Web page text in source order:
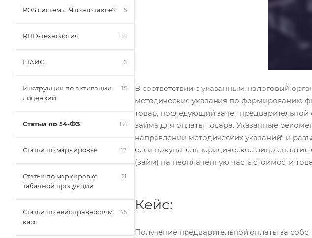
В соответствии с указанным, налоговый
методические указания по формированию
товар, последующий зачет
займа для оплаты товара. Указанные
направлении методических указаний" и
если покупатель-юридическое лицо
(займ) на неоплаченную часть стоимости
Кейс:
Получение предварительной оплаты за
POS системы. Что это такое? 5
RFID-технология 18
ЕГАИС 6
Инструкции по активации
лицензий
15
Статьи по 54-ФЗ 83
Статьи по маркировке 17
Статьи по маркировке
табачной продукции
21
Статьи по неисправностям
касс
45